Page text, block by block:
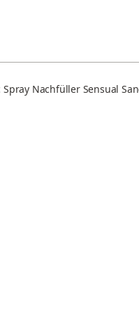
Nachfüller Sensual